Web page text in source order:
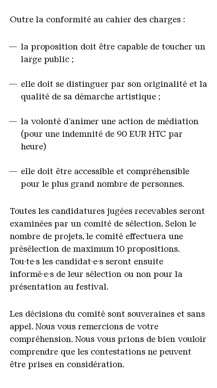
Outre la conformité au cahier des charges :
la proposition doit être capable de toucher un
large public ;
elle doit se distinguer par son originalité et la
qualité de sa démarche artistique ;
la volonté d’animer une action de médiation
(pour une indemnité de 90 EUR HTC par
heure)
elle doit être accessible et compréhensible
pour le plus grand nombre de personnes.
Toutes les candidatures jugées recevables seront
examinées par un comité de sélection. Selon le
nombre de projets, le comité effectuera une
présélection de maximum 10 propositions.
Tou·te·s les candidat·e·s seront ensuite
informé·e·s de leur sélection ou non pour la
présentation au festival.
Les décisions du comité sont souveraines et sans
appel. Nous vous remercions de votre
compréhension. Nous vous prions de bien vouloir
comprendre que les contestations ne peuvent
être prises en considération.